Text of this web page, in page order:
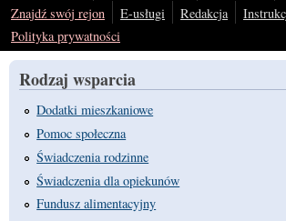
Znajdź swój rejon
E-usługi Redakcja
Polityka prywatności
Rodzaj wsparcia
Dodatki mieszkaniowe
Pomoc społeczna
Świadczenia rodzinne
Świadczenia dla opiekunów
Fundusz alimentacyjny